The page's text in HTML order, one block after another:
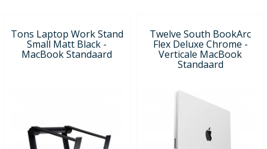
Tons Laptop Work Stand
Small Matt Black -
MacBook Standaard
Twelve South BookArc
Flex Deluxe Chrome -
Verticale MacBook
Standaard